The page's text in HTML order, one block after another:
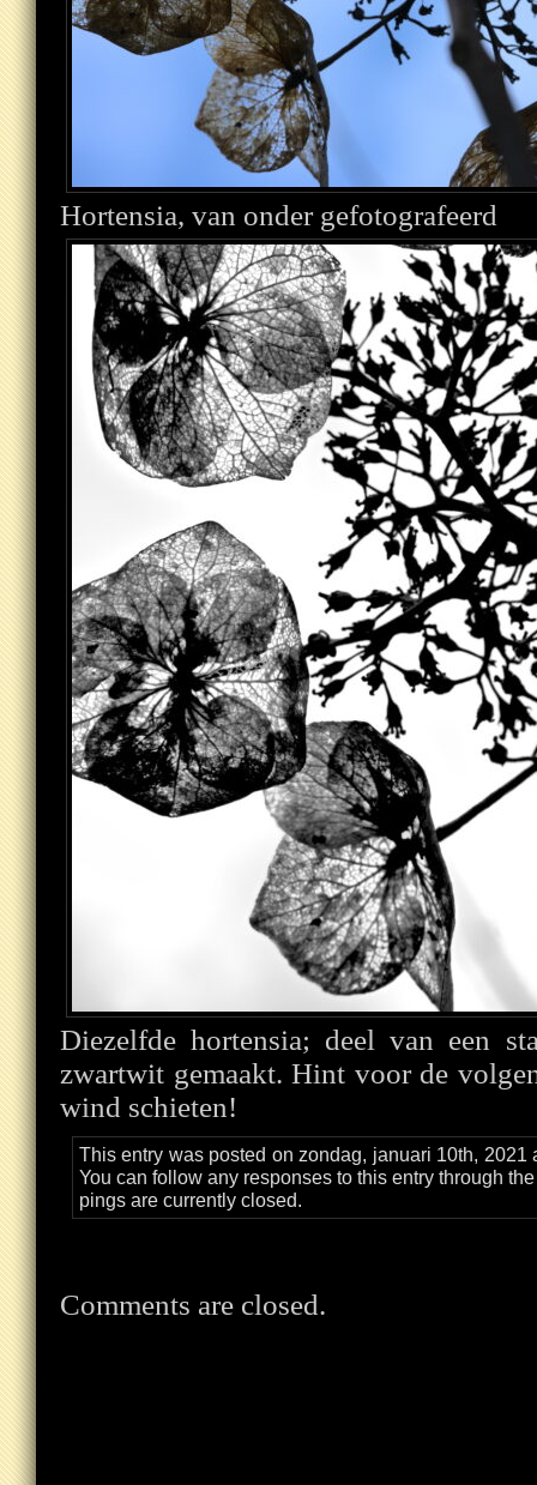
Hortensia, van onder gefotografeerd
Diezelfde hortensia; deel van een
zwartwit gemaakt. Hint voor de
wind schieten!
This entry was posted on zondag, januari 10th,
You can follow any responses to this entry through
pings are currently closed.
Comments are closed.